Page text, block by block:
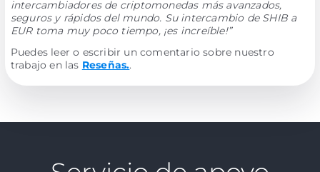
intercambiadores de criptomonedas más avanzados,
seguros y rápidos del mundo. Su intercambio de SHIB a
EUR toma muy poco tiempo, ¡es increíble!”
Puedes leer o escribir un comentario sobre nuestro
trabajo en las Reseñas..